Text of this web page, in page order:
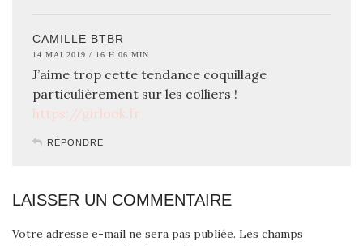
CAMILLE BTBR
14 MAI 2019 / 16 H 06 MIN
J’aime trop cette tendance coquillage
particulièrement sur les colliers !
https://girlook.fr
RÉPONDRE
LAISSER UN COMMENTAIRE
Votre adresse e-mail ne sera pas publiée. Les champs